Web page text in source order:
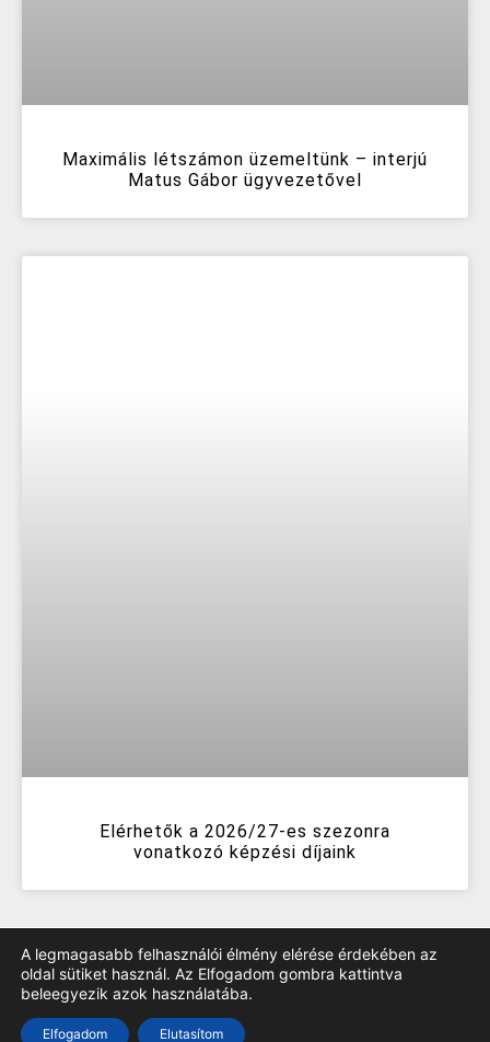
Maximális létszámon üzemeltünk – interjú
Matus Gábor ügyvezetővel
Elérhetők a 2026/27-es szezonra
vonatkozó képzési díjaink
A legmagasabb felhasználói élmény elérése érdekében az
oldal sütiket használ. Az Elfogadom gombra kattintva
beleegyezik azok használatába.
Elfogadom Elutasítom